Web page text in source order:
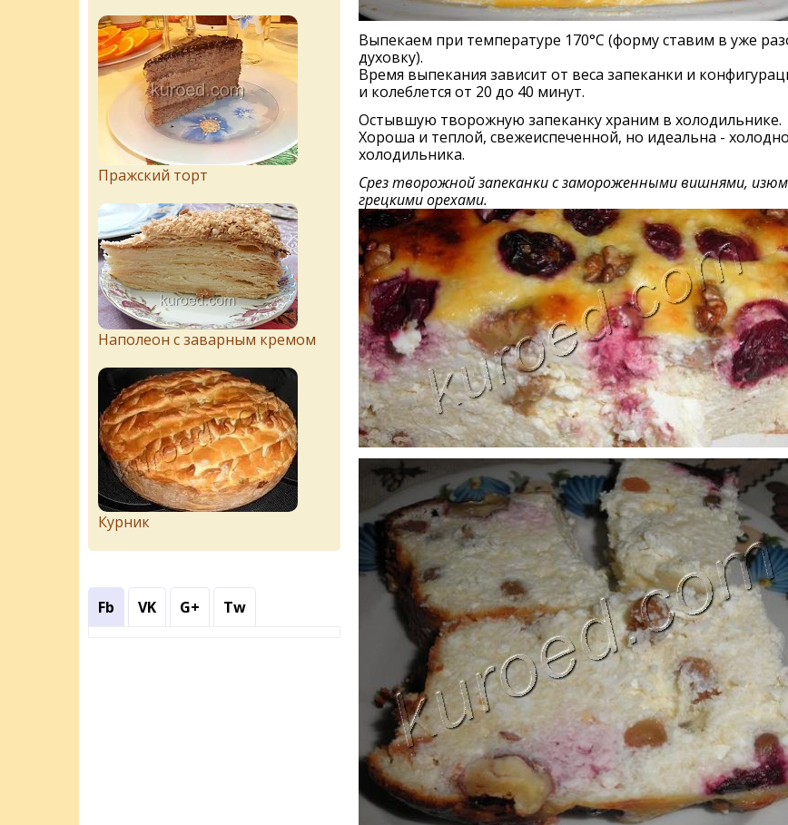
Выпекаем при температуре 170°С (форму ставим в уже
духовку).
Время выпекания зависит от веса запеканки и
и колеблется от 20 до 40 минут.
Остывшую творожную запеканку храним в холодильнике.
Хороша и теплой, свежеиспеченной, но идеальна -
холодильника.
Срез творожной запеканки с замороженными вишнями,
грецкими орехами.
Пражский торт
Наполеон с заварным кремом
Курник
Fb VK G+ Tw